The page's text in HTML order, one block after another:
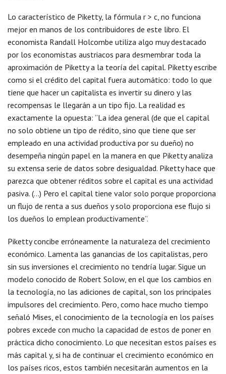
Lo característico de Piketty, la fórmula r > c, no funciona
mejor en manos de los contribuidores de este libro. El
economista Randall Holcombe utiliza algo muy destacado
por los economistas austriacos para desmembrar toda la
aproximación de Piketty a la teoría del capital. Piketty escribe
como si el crédito del capital fuera automático: todo lo que
tiene que hacer un capitalista es invertir su dinero y las
recompensas le llegarán a un tipo fijo. La realidad es
exactamente la opuesta: “La idea general (de que el capital
no solo obtiene un tipo de rédito, sino que tiene que ser
empleado en una actividad productiva por su dueño) no
desempeña ningún papel en la manera en que Piketty analiza
su extensa serie de datos sobre desigualdad. Piketty hace que
parezca que obtener réditos sobre el capital es una actividad
pasiva. (…) Pero el capital tiene valor solo porque proporciona
un flujo de renta a sus dueños y solo proporciona ese flujo si
los dueños lo emplean productivamente”.
Piketty concibe erróneamente la naturaleza del crecimiento
económico. Lamenta las ganancias de los capitalistas, pero
sin sus inversiones el crecimiento no tendría lugar. Sigue un
modelo conocido de Robert Solow, en el que los cambios en
la tecnología, no las adiciones de capital, son los principales
impulsores del crecimiento. Pero, como hace mucho tiempo
señaló Mises, el conocimiento de la tecnología en los países
pobres excede con mucho la capacidad de estos de poner en
práctica dicho conocimiento. Lo que necesitan estos países es
más capital y, si ha de continuar el crecimiento económico en
los países ricos, estos también necesitarán aumentos en la